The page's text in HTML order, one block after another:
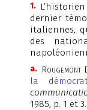
1.
dernier
italiennes,
des
a. Rougemont
la
1985, p. 1 et 3.